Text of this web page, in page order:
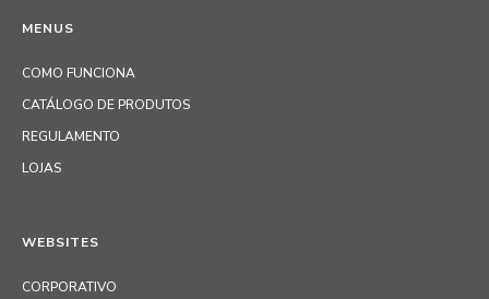
MENUS
COMO FUNCIONA
CATÁLOGO DE PRODUTOS
REGULAMENTO
LOJAS
WEBSITES
CORPORATIVO